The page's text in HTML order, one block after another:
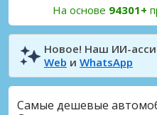
Сардиния,
Сардиния, Озери,
Сардиния,
На основе 94301+
Новое! Наш ИИ-
Web и WhatsApp
Самые дешевые